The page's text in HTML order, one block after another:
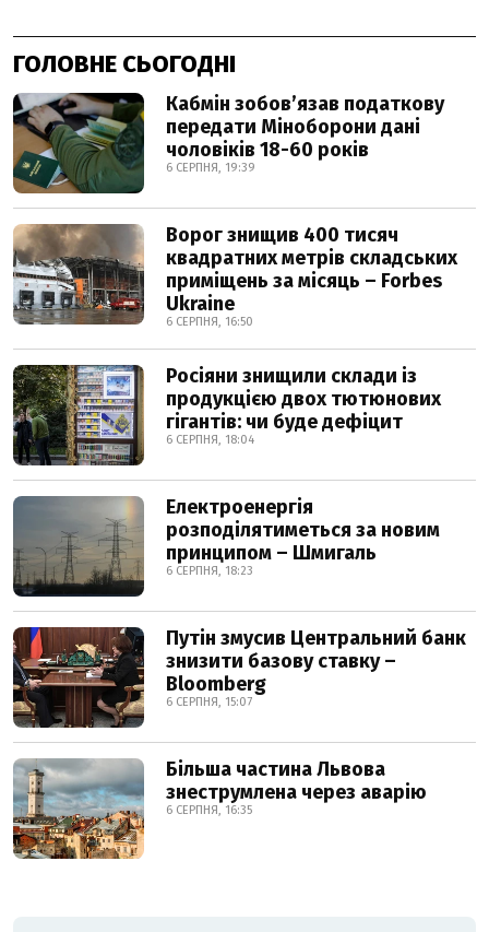
ГОЛОВНЕ СЬОГОДНІ
Кабмін зобовʼязав податкову
передати Міноборони дані
чоловіків 18-60 років
6 СЕРПНЯ, 19:39
Ворог знищив 400 тисяч
квадратних метрів складських
приміщень за місяць – Forbes
Ukraine
6 СЕРПНЯ, 16:50
Росіяни знищили склади із
продукцією двох тютюнових
гігантів: чи буде дефіцит
6 СЕРПНЯ, 18:04
Електроенергія
розподілятиметься за новим
принципом – Шмигаль
6 СЕРПНЯ, 18:23
Путін змусив Центральний банк
знизити базову ставку –
Bloomberg
6 СЕРПНЯ, 15:07
Більша частина Львова
знеструмлена через аварію
6 СЕРПНЯ, 16:35